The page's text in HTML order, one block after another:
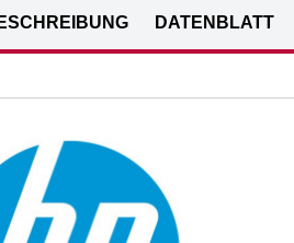
DATENBLATT